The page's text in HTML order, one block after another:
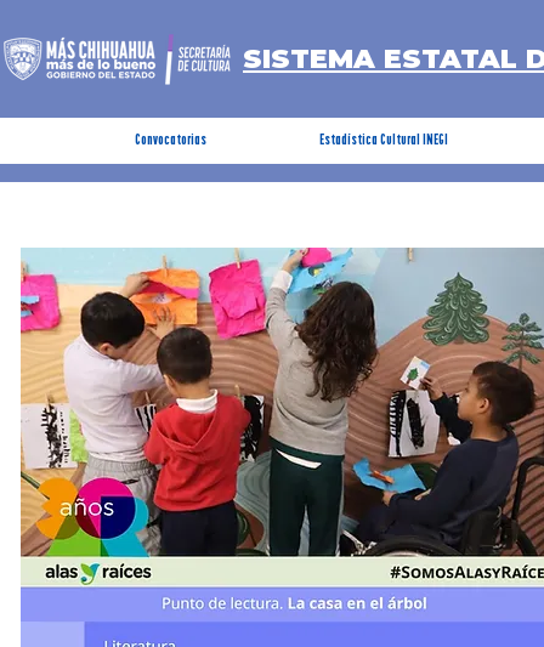
SISTEMA ESTATAL
Convocatorias Estadística Cultural INEGI